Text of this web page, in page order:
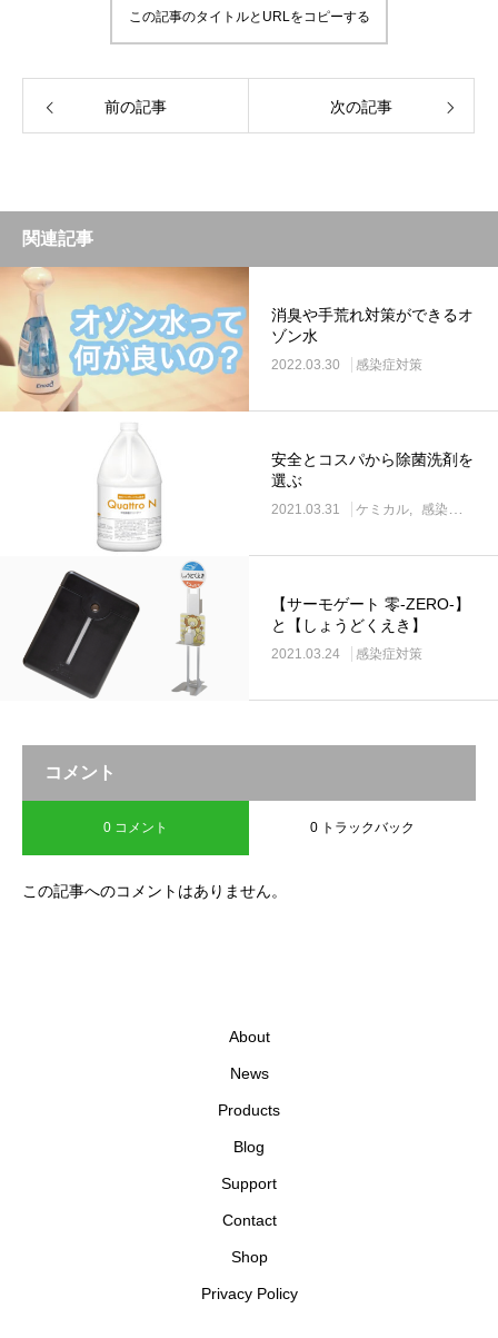
この記事のタイトルとURLをコピーする
前の記事 次の記事
関連記事
消臭や手荒れ対策ができるオ
ゾン水
2022.03.30 感染症対策
安全とコスパから除菌洗剤を
選ぶ
2021.03.31 ケミカル 感染症対策
【サーモゲート 零-ZERO-】
と【しょうどくえき】
2021.03.24 感染症対策
コメント
0 コメント 0 トラックバック
この記事へのコメントはありません。
About
News
Products
Blog
Support
Contact
Shop
Privacy Policy